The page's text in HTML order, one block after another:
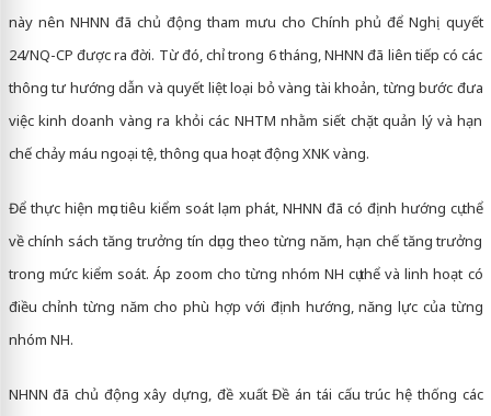
này nên NHNN đã chủ động tham mưu cho Chính phủ để Nghị quyết
24/NQ-CP được ra đời. Từ đó, chỉ trong 6 tháng, NHNN đã liên tiếp có các
thông tư hướng dẫn và quyết liệt loại bỏ vàng tài khoản, từng bước đưa
việc kinh doanh vàng ra khỏi các NHTM nhằm siết chặt quản lý và hạn
chế chảy máu ngoại tệ, thông qua hoạt động XNK vàng.
Để thực hiện mục tiêu kiểm soát lạm phát, NHNN đã có định hướng cụ thể
về chính sách tăng trưởng tín dụng theo từng năm, hạn chế tăng trưởng
trong mức kiểm soát. Áp zoom cho từng nhóm NH cụ thể và linh hoạt có
điều chỉnh từng năm cho phù hợp với định hướng, năng lực của từng
nhóm NH.
NHNN đã chủ động xây dựng, đề xuất Đề án tái cấu trúc hệ thống các